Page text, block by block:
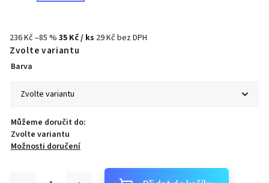
236 Kč–85 % 35 Kč/ ks 29 Kč bez DPH
Zvolte variantu
Barva
Můžeme doručit do:
Zvolte variantu
Možnosti doručení